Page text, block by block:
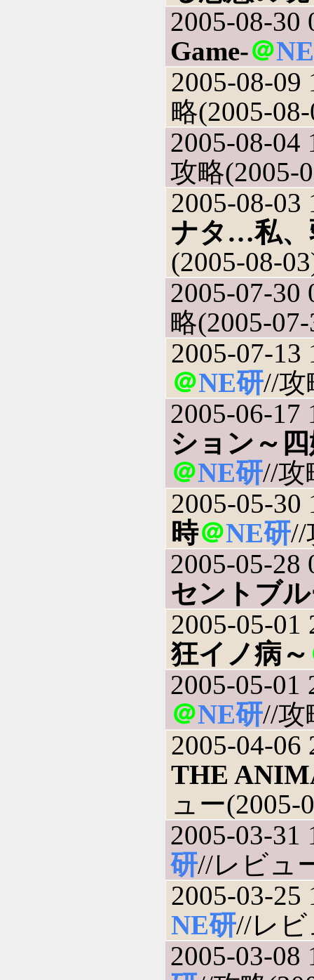
2005-08-30
Game-＠
2005-08-09
略(2005-
2005-08-04
攻略(2005-
2005-08-03
ナタ…私、
(2005-08-
2005-07-30
略(2005-
2005-07-13
＠NE研//攻
2005-06-17
ション～
＠NE研//攻
2005-05-30
時＠NE研//
2005-05-28
セントブ
2005-05-01
狂イノ病～
2005-05-01
＠NE研//攻
2005-04-06
THE
ュー(2005-
2005-03-31
研//レビュ
2005-03-25
NE研//レビ
2005-03-08